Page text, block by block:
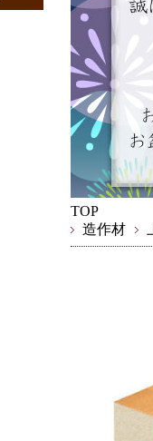
TOP
造作材